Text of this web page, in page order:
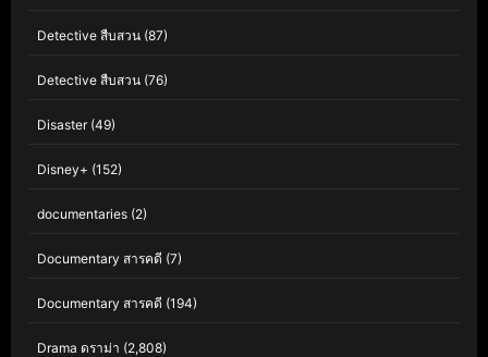
Detective สืบสวน (87)
Detective สืบสวน (76)
Disaster(49)
Disney+ (152)
documentaries (2)
Documentary สารคดี (7)
Documentary สารคดี (194)
Drama ดราม่า (2,808)